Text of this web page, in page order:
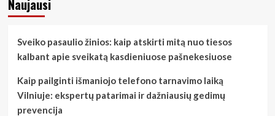
Naujausi
Sveiko pasaulio žinios: kaip atskirti mitą nuo tiesos
kalbant apie sveikatą kasdieniuose pašnekesiuose
Kaip pailginti išmaniojo telefono tarnavimo laiką
Vilniuje: ekspertų patarimai ir dažniausių gedimų
prevencija